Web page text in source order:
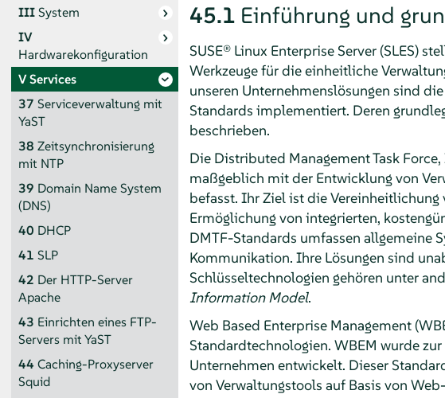
IIISystem
IV
Hardwarekonfiguration
VServices
37 Serviceverwaltung mit
YaST
38 Zeitsynchronisierung
mit NTP
39 Domain Name System
(DNS)
40 DHCP
41 SLP
42 Der HTTP-Server
Apache
43 Einrichten eines FTP-
Servers mit YaST
44 Caching-Proxyserver
Squid
45.1 Einführung und
SUSE® Linux Enterprise Server (SLES)
Werkzeuge für die einheitliche
unseren Unternehmenslösungen sind
Standards implementiert. Deren
beschrieben.
Die Distributed Management Task
maßgeblich mit der Entwicklung von
befasst. Ihr Ziel ist die
Ermöglichung von integrierten,
DMTF-Standards umfassen allgemeine
Kommunikation. Ihre Lösungen sind
Schlüsseltechnologien gehören unter
Information Model.
Web Based Enterprise Management
Standardtechnologien. WBEM wurde
Unternehmen entwickelt. Dieser
von Verwaltungstools auf Basis von